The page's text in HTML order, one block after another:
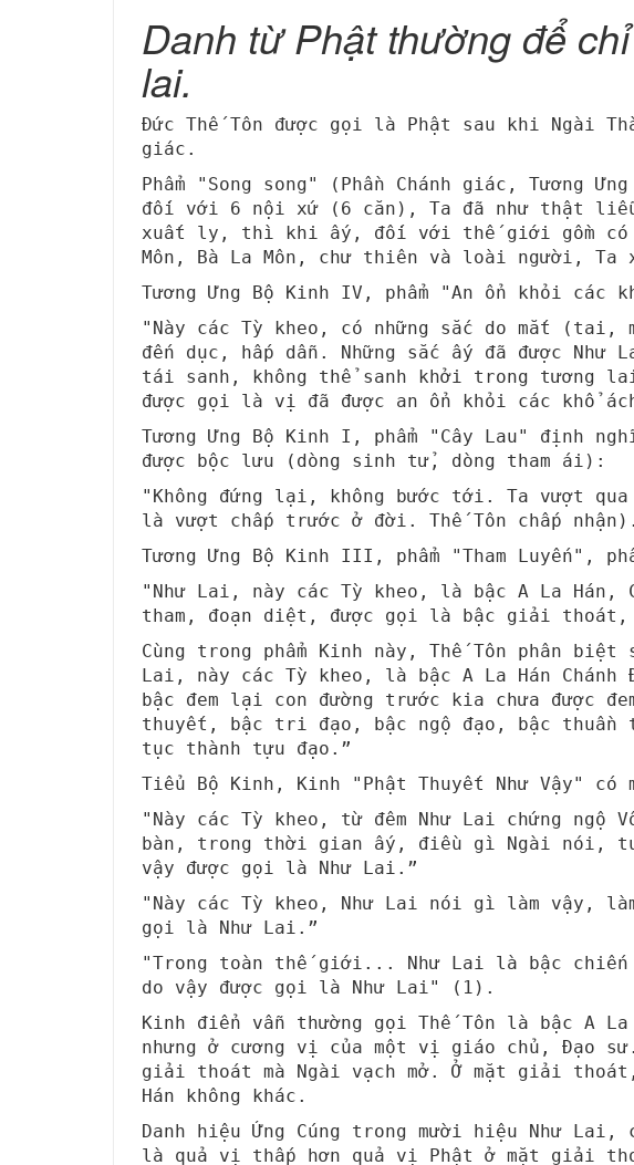
Danh từ Phật thường để
lai.
Đức Thế Tôn được gọi là Phật sau khi Ngài
giác.
Phẩm "Song song" (Phần Chánh giác, Tương
đối với 6 nội xứ (6 căn), Ta đã như thật
xuất ly, thì khi ấy, đối với thế giới gồm có
Môn, Bà La Môn, chư thiên và loài người, Ta
Tương Ưng Bộ Kinh IV, phẩm "An ổn khỏi các
"Này các Tỳ kheo, có những sắc do mắt
đến dục, hấp dẫn. Những sắc ấy đã được
tái sanh, không thể sanh khởi trong tương
được gọi là vị đã được an ổn khỏi các khổ
Tương Ưng Bộ Kinh I, phẩm "Cây Lau" định
được bộc lưu (dòng sinh tử, dòng tham ái):
"Không đứng lại, không bước tới. Ta vượt
là vượt chấp trước ở đời. Thế Tôn chấp nhận).
Tương Ưng Bộ Kinh III, phẩm "Tham Luyến",
"Như Lai, này các Tỳ kheo, là bậc A La
tham, đoạn diệt, được gọi là bậc giải thoát,
Cùng trong phẩm Kinh này, Thế Tôn phân
Lai, này các Tỳ kheo, là bậc A La Hán
bậc đem lại con đường trước kia chưa được
thuyết, bậc tri đạo, bậc ngộ đạo, bậc
tục thành tựu đạo.”
Tiểu Bộ Kinh, Kinh "Phật Thuyết Như Vậy"
"Này các Tỳ kheo, từ đêm Như Lai chứng ngộ
bàn, trong thời gian ấy, điều gì Ngài nói,
vậy được gọi là Như Lai.”
"Này các Tỳ kheo, Như Lai nói gì làm vậy,
gọi là Như Lai.”
"Trong toàn thế giới... Như Lai là bậc
do vậy được gọi là Như Lai" (1).
Kinh điển vẫn thường gọi Thế Tôn là bậc A
nhưng ở cương vị của một vị giáo chủ, Đạo
giải thoát mà Ngài vạch mở. Ở mặt giải
Hán không khác.
Danh hiệu Ứng Cúng trong mười hiệu Như
là quả vị thấp hơn quả vị Phật ở mặt giải